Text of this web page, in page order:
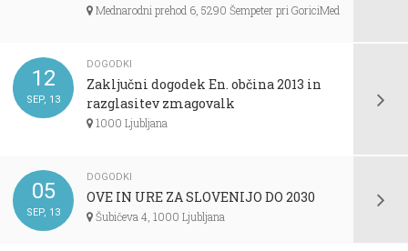
Mednarodni prehod 6, 5290 Šempeter pri GoriciMed
12
SEP, 13
DOGODKI
Zaključni dogodek En. občina 2013 in
razglasitev zmagovalk
1000 Ljubljana
05
SEP, 13
DOGODKI
OVE IN URE ZA SLOVENIJO DO 2030
Šubičeva 4, 1000 Ljubljana